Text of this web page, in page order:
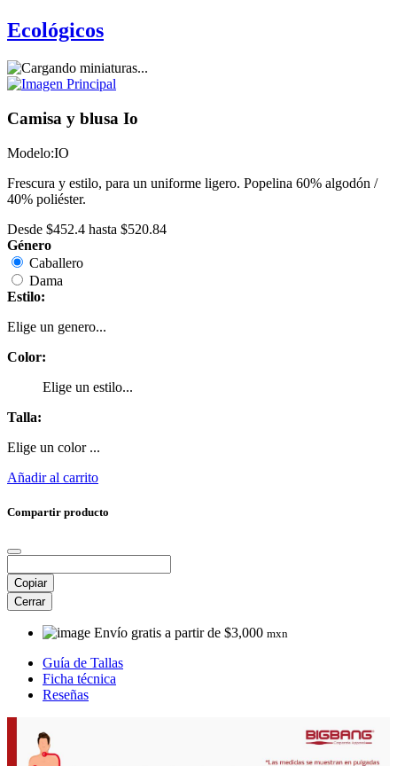
Ecológicos
Camisa y blusa Io
Modelo:IO
Frescura y estilo, para un uniforme ligero. Popelina 60% algodón /
40% poliéster.
Desde $452.4 hasta $520.84
Género
Caballero
Dama
Estilo:
Elige un genero...
Color:
Elige un estilo...
Talla:
Elige un color ...
Añadir al carrito
Compartir producto
Copiar
Cerrar
Envío gratis a partir de $3,000 mxn
Guía de Tallas
Ficha técnica
Reseñas